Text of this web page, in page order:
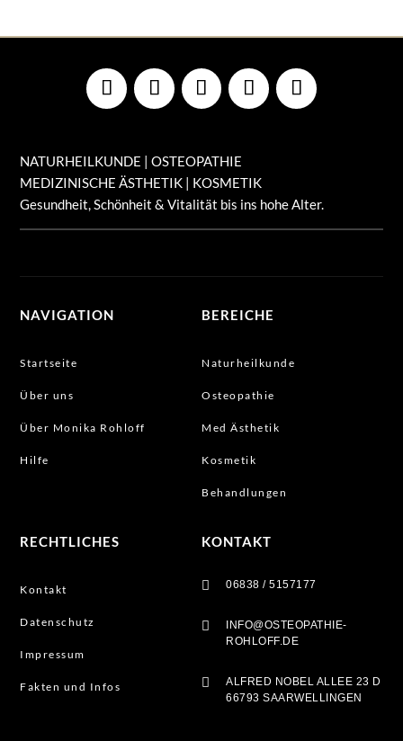
NATURHEILKUNDE | OSTEOPATHIE
MEDIZINISCHE ÄSTHETIK | KOSMETIK
Gesundheit, Schönheit & Vitalität bis ins hohe Alter.
NAVIGATION
Startseite
Über uns
Über Monika Rohloff
Hilfe
RECHTLICHES
Kontakt
Datenschutz
Impressum
Fakten und Infos
BEREICHE
Naturheilkunde
Osteopathie
Med Ästhetik
Kosmetik
Behandlungen
KONTAKT
 06838 / 5157177

INFO@OSTEOPATHIE-
ROHLOFF.DE

ALFRED NOBEL ALLEE 23 D
66793 SAARWELLINGEN